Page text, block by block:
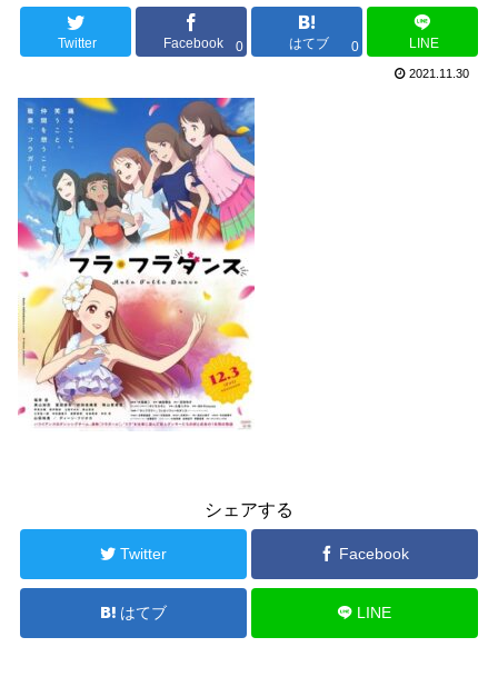
Twitter Facebook 0 はてブ 0 LINE
2021.11.30
シェアする
Twitter Facebook
はてブ LINE